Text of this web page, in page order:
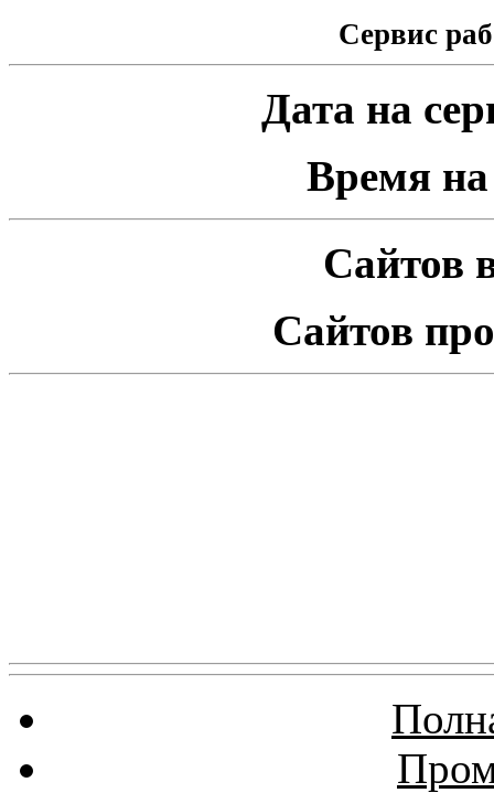
Сервис
Дата на
Время на
Сайтов
Сайтов